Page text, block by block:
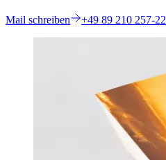
Mail schreiben +49 89 210 257-22